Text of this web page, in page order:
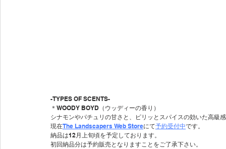
-TYPES OF SCENTS-
＊WOODY BOYD（ウッディーの香り）
シナモンやパチュリの甘さと、ピリッとスパイスの効いた高級
現在The Landscapers Web Storeにて予約受付中です。
納品は12月上旬頃を予定しております。
初回納品分は予約販売となりますことをご了承下さい。